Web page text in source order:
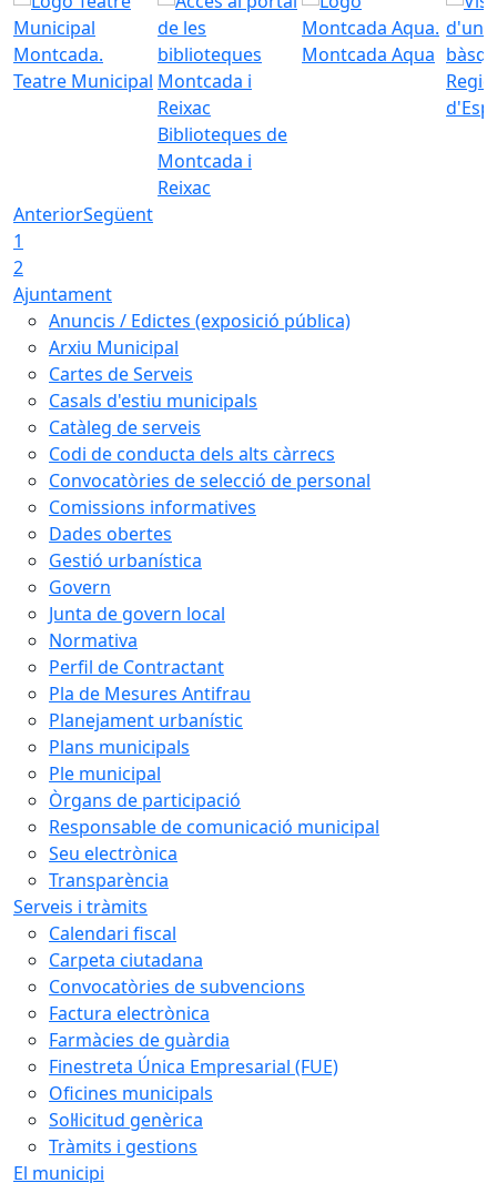
Teatre Municipal
Biblioteques de
Montcada i
Reixac
Montcada Aqua
AnteriorSegüent
1
2
Ajuntament
Anuncis / Edictes (exposició pública)
Arxiu Municipal
Cartes de Serveis
Casals d'estiu municipals
Catàleg de serveis
Codi de conducta dels alts càrrecs
Convocatòries de selecció de personal
Comissions informatives
Dades obertes
Gestió urbanística
Govern
Junta de govern local
Normativa
Perfil de Contractant
Pla de Mesures Antifrau
Planejament urbanístic
Plans municipals
Ple municipal
Òrgans de participació
Responsable de comunicació municipal
Seu electrònica
Transparència
Serveis i tràmits
Calendari fiscal
Carpeta ciutadana
Convocatòries de subvencions
Factura electrònica
Farmàcies de guàrdia
Finestreta Única Empresarial (FUE)
Oficines municipals
Sol·licitud genèrica
Tràmits i gestions
El municipi